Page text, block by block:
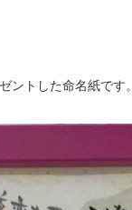
ントした命名紙です。